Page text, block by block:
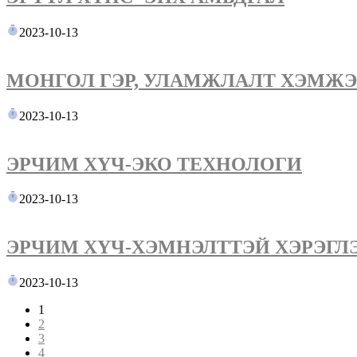
2023-10-13
МОНГОЛ ГЭР, УЛАМЖЛАЛТ
2023-10-13
ЭРЧИМ ХҮЧ-ЭКО ТЕХНОЛОГИ
2023-10-13
ЭРЧИМ ХҮЧ-ХЭМНЭЛТТЭЙ
2023-10-13
1
2
3
4